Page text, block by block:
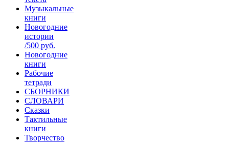
Музыкальные
книги
Новогодние
истории
/500 руб.
Новогодние
книги
Рабочие
тетради
СБОРНИКИ
СЛОВАРИ
Сказки
Тактильные
книги
Творчество